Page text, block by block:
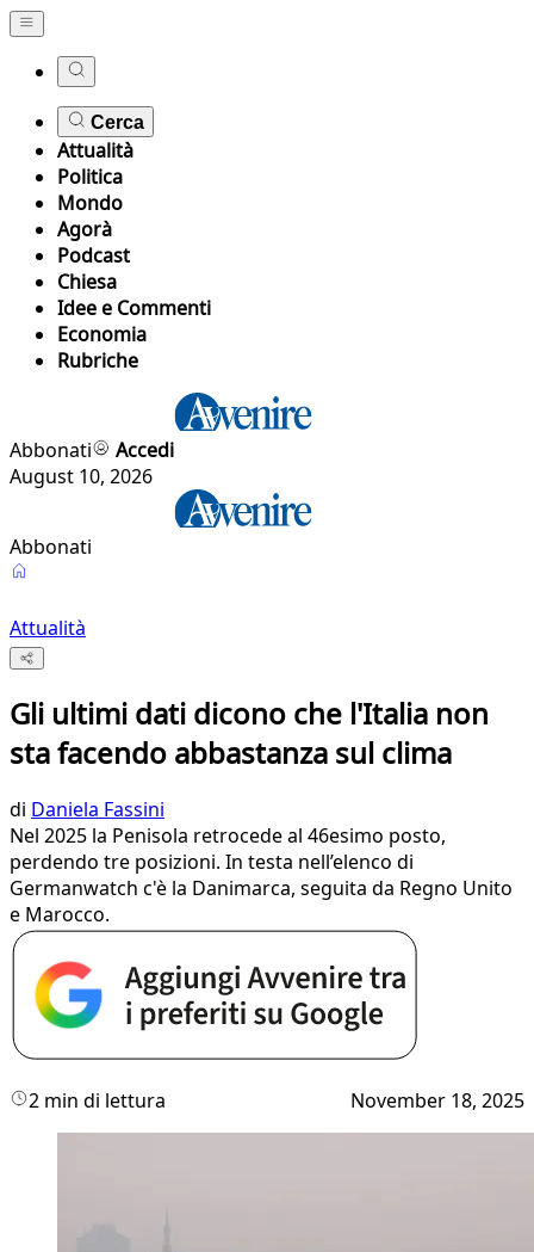
Cerca
Attualità
Politica
Mondo
Agorà
Podcast
Chiesa
Idee e Commenti
Economia
Rubriche
Abbonati
Accedi
August 10, 2026
Abbonati
Attualità
Gli ultimi dati dicono che l'Italia non
sta facendo abbastanza sul clima
di Daniela Fassini
Nel 2025 la Penisola retrocede al 46esimo posto,
perdendo tre posizioni. In testa nell’elenco di
Germanwatch c'è la Danimarca, seguita da Regno Unito
e Marocco.
2 min di lettura November 18, 2025